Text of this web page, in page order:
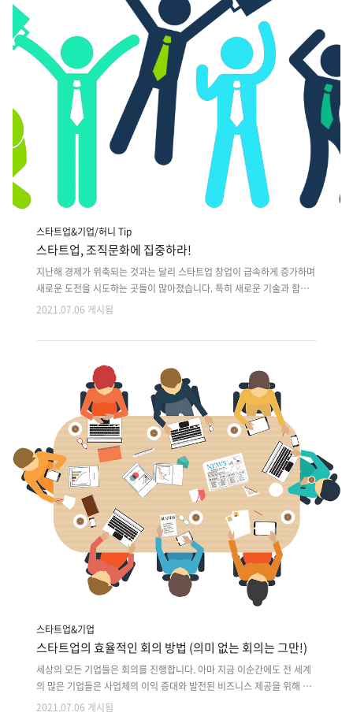
씬 추월했죠. 퇴사사유는 무엇일까요? 첫째, 47.2% ‘연봉을 높..
스타트업&기업/허니 Tip
스타트업, 조직문화에 집중하라!
지난해 경제가 위축되는 것과는 달리 스타트업 창업이 급속하게 증가하며
새로운 도전을 시도하는 곳들이 많아졌습니다. 특히 새로운 기술과 함께
포스트코로나, 뉴노멀, 4차 산업혁명으로 나타나는 ‘새 시대’를 맞이하기
타트업을 시작하려는 사람들은 모두 실패를 경험하지 않기 위해 많은 사
이긴 하지만 주요하게 다뤄지지 않고 있죠. 많은 스타트업들은 조직문화
에 대해 고민하긴 하지만 아이디어, 아이템, 비즈니스와 같이 기술적인 것
들에 밀리곤 합니다. 하지만 잘 계획된 조직 문화는 생산성을 높일 뿐만 아
니라 비용을 절감하고, 기업의 가능성을 증대시킬 수 있는 효과를 가져옵
니다...
2021.07.06 게시됨
스타트업&기업
스타트업의 효율적인 회의 방법 (의미 없는 회의는 그만!)
세상의 모든 기업들은 회의를 진행합니다. 아마 지금 이순간에도 전 세계
의 많은 기업들은 사업체의 이익 증대와 발전된 비즈니스 제공을 위해 회
의를 진행하고 있을 겁니다. 회의는 사내 직원들이 서로의 의견과 실적을
2021.07.06 게시됨